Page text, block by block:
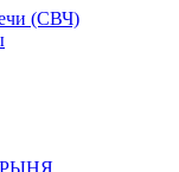
(СВЧ)